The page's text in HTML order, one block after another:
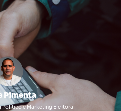
Pimenta
e Marketing Eleitoral